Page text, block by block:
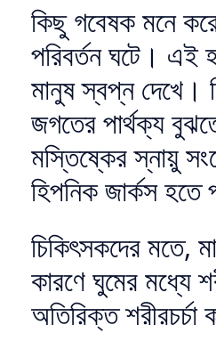
কিছু গবেষক মনে
পরিবর্তন ঘটে। এই
মানুষ স্বপ্ন দেখে।
জগতের পার্থক্য
মস্তিষ্কের স্নায়ু
হিপনিক জার্কস হতে
চিকিৎসকদের মতে,
কারণে ঘুমের মধ্যে
অতিরিক্ত